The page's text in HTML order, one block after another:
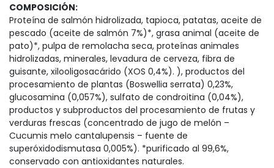
COMPOSICIÓN:
Proteína de salmón hidrolizada, tapioca, patatas, aceite de
pescado (aceite de salmón 7%)*, grasa animal (aceite de
pato)*, pulpa de remolacha seca, proteínas animales
hidrolizadas, minerales, levadura de cerveza, fibra de
guisante, xilooligosacárido (XOS 0,4%). ), productos del
procesamiento de plantas (Boswellia serrata) 0,23%,
glucosamina (0,057%), sulfato de condroitina (0,04%),
productos y subproductos del procesamiento de frutas y
verduras frescas (concentrado de jugo de melón –
Cucumis melo cantalupensis – fuente de
superóxidodismutasa 0,005%). *purificado al 99,6%,
conservado con antioxidantes naturales.